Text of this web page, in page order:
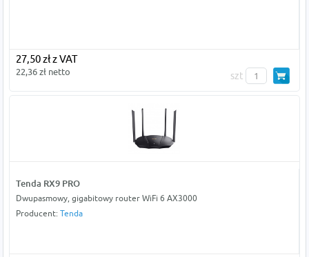
27,50 zł z VAT
22,36 zł netto szt
Tenda RX9 PRO
Dwupasmowy, gigabitowy router WiFi 6 AX3000
Producent: Tenda